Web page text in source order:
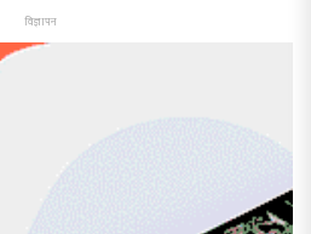
विज्ञापन